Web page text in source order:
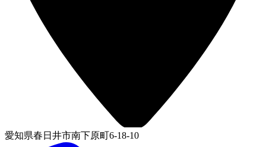
愛知県春日井市南下原町6-18-10